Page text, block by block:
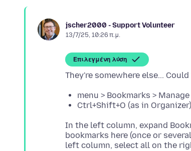
jscher2000 - Support Volunteer
13/7/25, 10:26 π.μ.
Επιλεγμένη λύση
menu > Bookmarks >
Ctrl+Shift+O (as in Organizer)
In the left column, expand
bookmarks here (once or
left column, select all on the